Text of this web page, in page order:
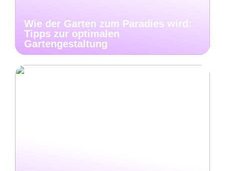
Wie der Garten zum Paradies wird:
Tipps zur optimalen
Gartengestaltung